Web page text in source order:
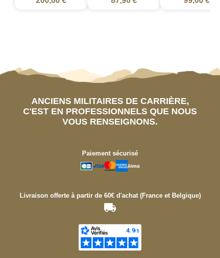
ANCIENS MILITAIRES DE CARRIÈRE,
C'EST EN PROFESSIONNELS QUE NOUS
VOUS RENSEIGNONS.
Paiement sécurisé
Livraison offerte à partir de 60€ d'achat (France et Belgique)